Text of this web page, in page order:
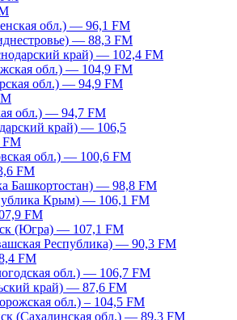
обл.) — 96,1 FM
— 88,3 FM
край) — 102,4 FM
обл.) — 104,9 FM
обл.) — 94,9 FM
обл.) — 94,7 FM
край) — 106,5
обл.) — 100,6 FM
FM
Башкортостан) — 98,8 FM
Крым) — 106,1 FM
FM
(Югра) — 107,1 FM
Республика) — 90,3 FM
FM
обл.) — 106,7 FM
край) — 87,6 FM
обл.) – 104,5 FM
(Сахалинская обл.) — 89,3 FM